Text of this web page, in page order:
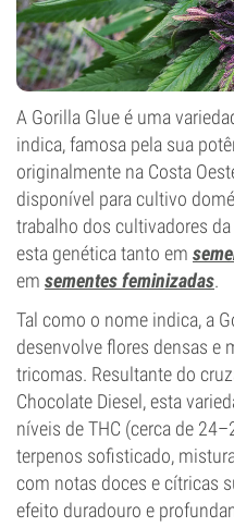
A Gorilla Glue é uma
indica, famosa pela sua
originalmente na Costa
disponível para cultivo
trabalho dos cultivadores
esta genética tanto em
em sementes feminizadas.
Tal como o nome indica, a
desenvolve flores densas e
tricomas. Resultante do
Chocolate Diesel, esta
níveis de THC (cerca de
terpenos sofisticado,
com notas doces e cítricas
efeito duradouro e